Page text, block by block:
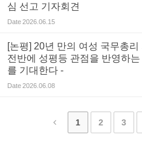
심 선고 기자회견
Date2026.06.15
[논평] 20년 만의 여성 국무총
전반에 성평등 관점을 반영하
를 기대한다 -
Date2026.06.08
1 2 3